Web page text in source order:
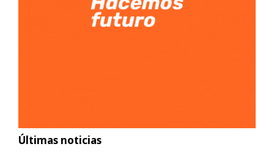
Últimas noticias